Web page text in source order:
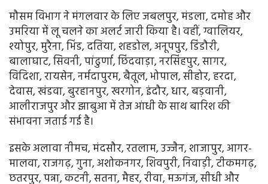
मौसम विभाग ने मंगलवार के लिए जबलपुर, मंडला, दमोह और
उमरिया में लू चलने का अलर्ट जारी किया है। वहीं, ग्वालियर,
श्योपुर, मुरैना, भिंड, दतिया, शहडोल, अनूपपुर, डिंडौरी,
बालाघाट, सिवनी, पांढुर्णा, छिंदवाड़ा, नरसिंहपुर, सागर,
विदिशा, रायसेन, नर्मदापुरम, बैतूल, भोपाल, सीहोर, हरदा,
देवास, खंडवा, बुरहानपुर, खरगोन, इंदौर, धार, बड़वानी,
आलीराजपुर और झाबुआ में तेज आंधी के साथ बारिश की
संभावना जताई गई है।
इसके अलावा नीमच, मंदसौर, रतलाम, उज्जैन, शाजापुर, आगर-
मालवा, राजगढ़, गुना, अशोकनगर, शिवपुरी, निवाड़ी, टीकमगढ़,
छतरपुर, पन्ना, कटनी, सतना, मैहर, रीवा, मऊगंज, सीधी और